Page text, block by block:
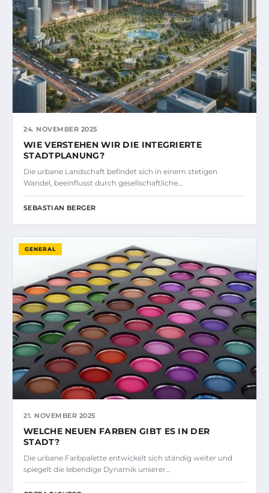
24. NOVEMBER 2025
WIE VERSTEHEN WIR DIE INTEGRIERTE
STADTPLANUNG?
Die urbane Landschaft befindet sich in einem stetigen
Wandel, beeinflusst durch gesellschaftliche…
SEBASTIAN BERGER
GENERAL
21. NOVEMBER 2025
WELCHE NEUEN FARBEN GIBT ES IN DER
STADT?
Die urbane Farbpalette entwickelt sich ständig weiter und
spiegelt die lebendige Dynamik unserer…